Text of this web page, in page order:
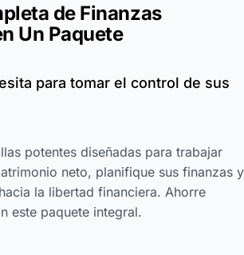
de Finanzas
Un Paquete
para tomar el control de sus
potentes diseñadas para trabajar
neto, planifique sus finanzas y
la libertad financiera. Ahorre
este paquete integral.